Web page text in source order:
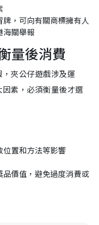
，可向有關商標擁有人
海關舉報
量後消費
夾公仔遊戲涉及運
素，必須衡量後才選
位置和方法等影響
價值，避免過度消費或